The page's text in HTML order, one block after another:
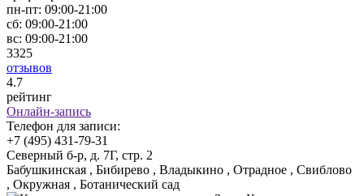
пн-пт: 09:00-21:00
сб: 09:00-21:00
вс: 09:00-21:00
3325
отзывов
4.7
рейтинг
Онлайн-запись
Телефон для записи:
+7 (495) 431-79-31
Северный б-р, д. 7Г, стр. 2
Бабушкинская , Бибирево , Владыкино , Отрадное , Свиблово
, Окружная , Ботанический сад